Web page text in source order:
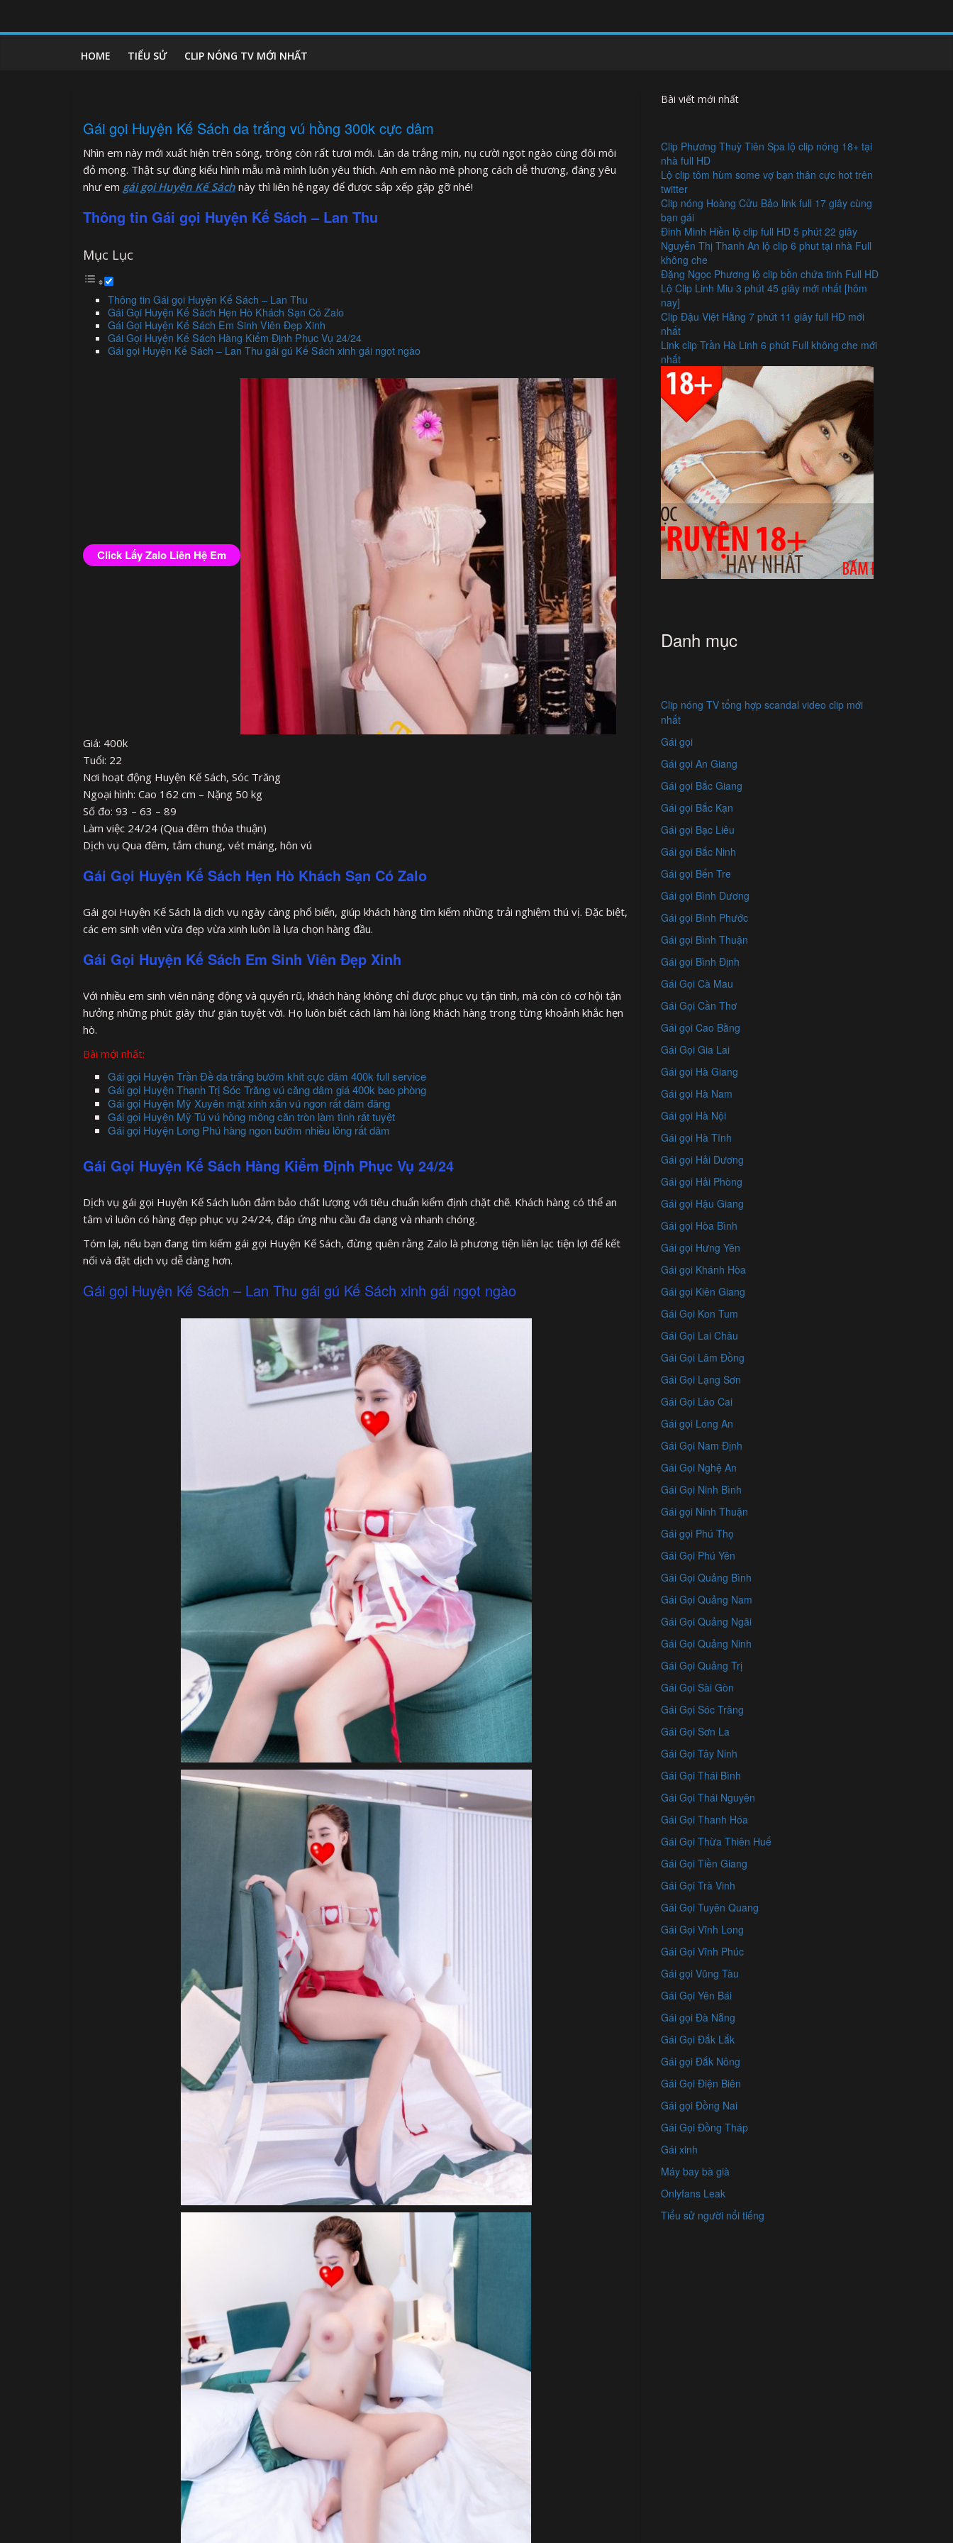
content
clipnonglive.com
HOME TIỂU SỬ CLIP NÓNG TV MỚI NHẤT
Gái gọi Huyện Kế Sách da trắng vú hồng 300k cực dâm
Nhìn em này mới xuất hiện trên sóng, trông còn rất tươi mới. Làn da trắng mịn, nụ cười ngọt ngào cùng đôi môi
đỏ mọng. Thật sự đúng kiểu hình mẫu mà mình luôn yêu thích. Anh em nào mê phong cách dễ thương, đáng yêu
như em gái gọi Huyện Kế Sách này thì liên hệ ngay để được sắp xếp gặp gỡ nhé!
Thông tin Gái gọi Huyện Kế Sách – Lan Thu
Mục Lục
Thông tin Gái gọi Huyện Kế Sách – Lan Thu
Gái Gọi Huyện Kế Sách Hẹn Hò Khách Sạn Có Zalo
Gái Gọi Huyện Kế Sách Em Sinh Viên Đẹp Xinh
Gái Gọi Huyện Kế Sách Hàng Kiểm Định Phục Vụ 24/24
Gái gọi Huyện Kế Sách – Lan Thu gái gú Kế Sách xinh gái ngọt ngào
Click Lấy Zalo Liên Hệ Em
Giá: 400k
Tuổi: 22
Nơi hoạt động Huyện Kế Sách, Sóc Trăng
Ngoại hình: Cao 162 cm – Nặng 50 kg
Số đo: 93 – 63 – 89
Làm việc 24/24 (Qua đêm thỏa thuận)
Dịch vụ Qua đêm, tắm chung, vét máng, hôn vú
Gái Gọi Huyện Kế Sách Hẹn Hò Khách Sạn Có Zalo
Gái gọi Huyện Kế Sách là dịch vụ ngày càng phổ biến, giúp khách hàng tìm kiếm những trải nghiệm thú vị. Đặc biệt,
các em sinh viên vừa đẹp vừa xinh luôn là lựa chọn hàng đầu.
Gái Gọi Huyện Kế Sách Em Sinh Viên Đẹp Xinh
Với nhiều em sinh viên năng động và quyến rũ, khách hàng không chỉ được phục vụ tận tình, mà còn có cơ hội tận
hưởng những phút giây thư giãn tuyệt vời. Họ luôn biết cách làm hài lòng khách hàng trong từng khoảnh khắc hẹn
hò.
Bài mới nhất:
Gái gọi Huyện Trần Đề da trắng bướm khít cực dâm 400k full service
Gái gọi Huyện Thạnh Trị Sóc Trăng vú căng dâm giá 400k bao phòng
Gái gọi Huyện Mỹ Xuyên mặt xinh xắn vú ngon rất dâm đãng
Gái gọi Huyện Mỹ Tú vú hồng mông căn tròn làm tình rất tuyệt
Gái gọi Huyện Long Phú hàng ngon bướm nhiều lông rất dâm
Gái Gọi Huyện Kế Sách Hàng Kiểm Định Phục Vụ 24/24
Dịch vụ gái gọi Huyện Kế Sách luôn đảm bảo chất lượng với tiêu chuẩn kiểm định chặt chẽ. Khách hàng có thể an
tâm vì luôn có hàng đẹp phục vụ 24/24, đáp ứng nhu cầu đa dạng và nhanh chóng.
Tóm lại, nếu bạn đang tìm kiếm gái gọi Huyện Kế Sách, đừng quên rằng Zalo là phương tiện liên lạc tiện lợi để kết
nối và đặt dịch vụ dễ dàng hơn.
Gái gọi Huyện Kế Sách – Lan Thu gái gú Kế Sách xinh gái ngọt ngào
Bài viết mới nhất
Clip Phương Thuỳ Tiên Spa lộ clip nóng 18+ tại
nhà full HD
Lộ clip tôm hùm some vợ bạn thân cực hot trên
twitter
Clip nóng Hoàng Cửu Bảo link full 17 giây cùng
bạn gái
Đinh Minh Hiền lộ clip full HD 5 phút 22 giây
Nguyễn Thị Thanh An lộ clip 6 phut tại nhà Full
không che
Đặng Ngọc Phương lộ clip bồn chứa tinh Full HD
Lộ Clip Linh Miu 3 phút 45 giây mới nhất [hôm
nay]
Clip Đậu Việt Hằng 7 phút 11 giây full HD mới
nhất
Link clip Trần Hà Linh 6 phút Full không che mới
nhất
Danh mục
Clip nóng TV tổng hợp scandal video clip mới
nhất
Gái gọi
Gái gọi An Giang
Gái gọi Bắc Giang
Gái gọi Bắc Kạn
Gái gọi Bạc Liêu
Gái gọi Bắc Ninh
Gái gọi Bến Tre
Gái gọi Bình Dương
Gái gọi Bình Phước
Gái gọi Bình Thuận
Gái gọi Bình Định
Gái Gọi Cà Mau
Gái Gọi Cần Thơ
Gái gọi Cao Bằng
Gái Gọi Gia Lai
Gái gọi Hà Giang
Gái gọi Hà Nam
Gái gọi Hà Nội
Gái gọi Hà Tĩnh
Gái gọi Hải Dương
Gái gọi Hải Phòng
Gái gọi Hậu Giang
Gái gọi Hòa Bình
Gái gọi Hưng Yên
Gái gọi Khánh Hòa
Gái gọi Kiên Giang
Gái Gọi Kon Tum
Gái Gọi Lai Châu
Gái Gọi Lâm Đồng
Gái Gọi Lạng Sơn
Gái Gọi Lào Cai
Gái gọi Long An
Gái Gọi Nam Định
Gái Gọi Nghệ An
Gái Gọi Ninh Bình
Gái gọi Ninh Thuận
Gái gọi Phú Thọ
Gái Gọi Phú Yên
Gái Gọi Quảng Bình
Gái Gọi Quảng Nam
Gái Gọi Quảng Ngãi
Gái Gọi Quảng Ninh
Gái Gọi Quảng Trị
Gái Gọi Sài Gòn
Gái Gọi Sóc Trăng
Gái Gọi Sơn La
Gái Gọi Tây Ninh
Gái Gọi Thái Bình
Gái Gọi Thái Nguyên
Gái Gọi Thanh Hóa
Gái Gọi Thừa Thiên Huế
Gái Gọi Tiền Giang
Gái Gọi Trà Vinh
Gái Gọi Tuyên Quang
Gái Gọi Vĩnh Long
Gái Gọi Vĩnh Phúc
Gái gọi Vũng Tàu
Gái Gọi Yên Bái
Gái gọi Đà Nẵng
Gái Gọi Đắk Lắk
Gái gọi Đắk Nông
Gái Gọi Điện Biên
Gái gọi Đồng Nai
Gái Gọi Đồng Tháp
Gái xinh
Máy bay bà già
Onlyfans Leak
Tiểu sử người nổi tiếng